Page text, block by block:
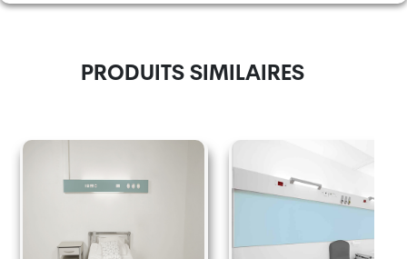
PRODUITS SIMILAIRES